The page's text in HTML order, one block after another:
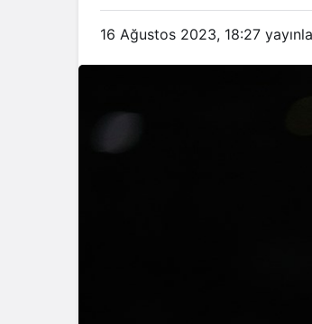
16 Ağustos 2023, 18:27